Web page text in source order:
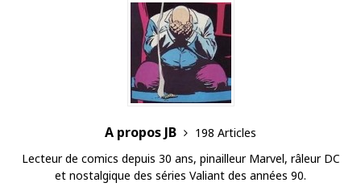
A propos JB
198 Articles
Lecteur de comics depuis 30 ans, pinailleur Marvel, râleur DC
et nostalgique des séries Valiant des années 90.